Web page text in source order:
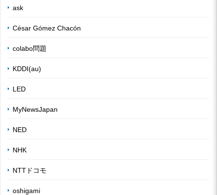
ask
César Gómez Chacón
colabo問題
KDDI(au)
LED
MyNewsJapan
NED
NHK
NTTドコモ
oshigami